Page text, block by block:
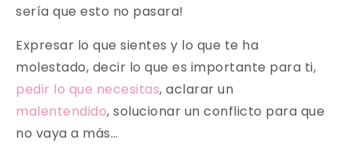
sería que esto no pasara!
Expresar lo que sientes y lo que te ha
molestado, decir lo que es importante para ti,
pedir lo que necesitas, aclarar un
malentendido, solucionar un conflicto para que
no vaya a más…